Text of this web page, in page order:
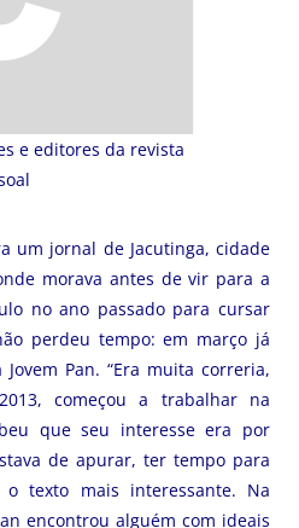
e editores da revista
um jornal de Jacutinga, cidade
morava antes de vir para a
no ano passado para cursar
perdeu tempo: em março já
Pan. “Era muita correria,
começou a trabalhar na
que seu interesse era por
de apurar, ter tempo para
texto mais interessante. Na
encontrou alguém com ideais